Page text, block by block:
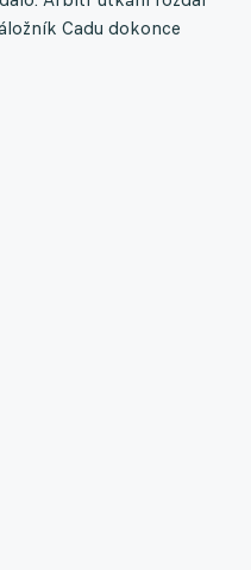
Cadu dokonce